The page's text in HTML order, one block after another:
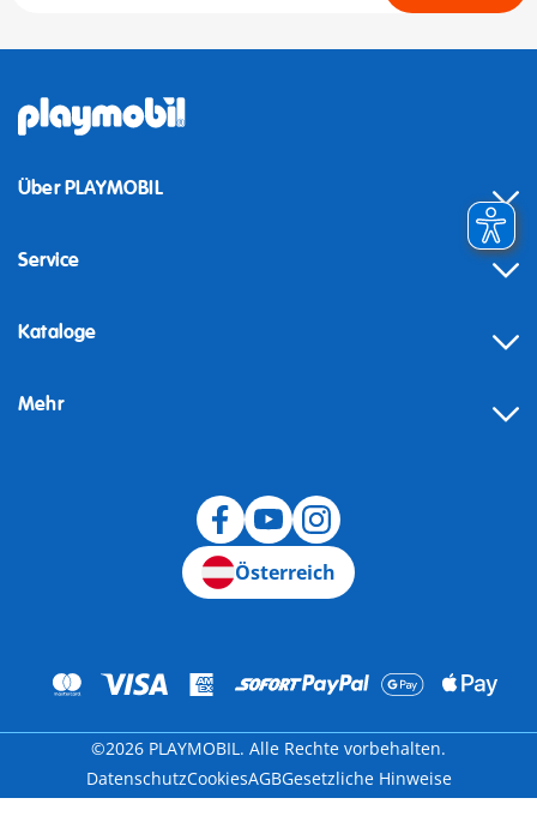
Über PLAYMOBIL
Service
Kataloge
Mehr
Österreich
©2026 PLAYMOBIL. Alle Rechte vorbehalten.
DatenschutzCookiesAGBGesetzliche Hinweise